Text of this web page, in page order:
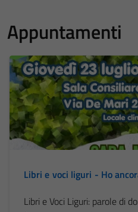
Appuntamenti
Libri e voci liguri - Ho
Libri e Voci Liguri: parole di